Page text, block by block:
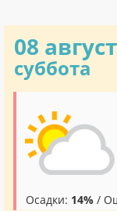
08
суббота
Осадки: 14% /